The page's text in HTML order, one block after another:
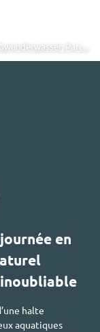
Parc...
en
halte
aquatiques